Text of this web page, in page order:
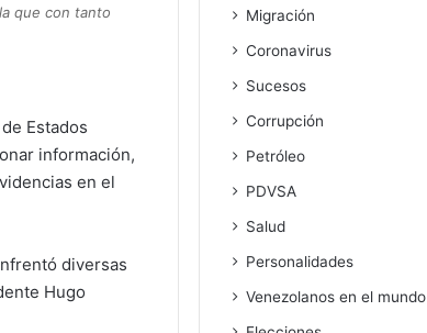
que con tanto
Estados
información,
en el
diversas
Hugo
Migración
Coronavirus
Sucesos
Corrupción
Petróleo
PDVSA
Salud
Personalidades
Venezolanos en el mundo